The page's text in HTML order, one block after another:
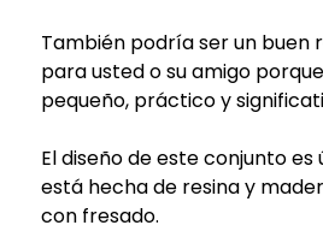
También podría ser un buen
para usted o su amigo
pequeño, práctico y
El diseño de este conjunto es
está hecha de resina y
con fresado.